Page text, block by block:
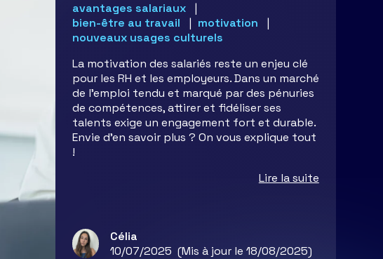
avantages salariaux
bien-être au travail
motivation
nouveaux usages culturels
La motivation des salariés reste un enjeu clé
pour les RH et les employeurs. Dans un marché
de l’emploi tendu et marqué par des pénuries
de compétences, attirer et fidéliser ses
talents exige un engagement fort et durable.
Envie d’en savoir plus ? On vous explique tout
!
Lire la suite
Célia
10/07/2025 (Mis à jour le 18/08/2025)